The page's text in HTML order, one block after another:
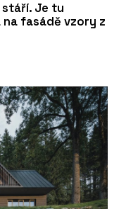
Je tu
fasádě vzory z